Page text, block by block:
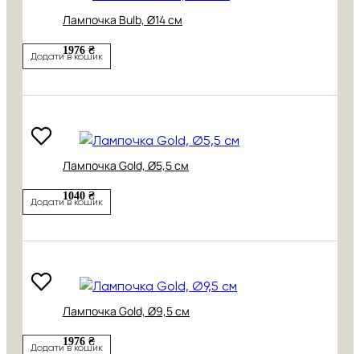
Лампочка Bulb, Ø14 см
1976 ₴
Додати в кошик
Лампочка Gold, Ø5,5 см
1040 ₴
Додати в кошик
Лампочка Gold, Ø9,5 см
1976 ₴
Додати в кошик